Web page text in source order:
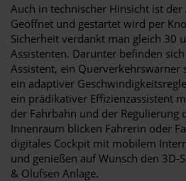
Auch in technischer Hinsicht ist
Geöffnet und gestartet wird per
Sicherheit verdankt man gleich 30
Assistenten. Darunter befinden
Assistent, ein Querverkehrswarner
ein adaptiver
ein prädikativer Effizienzassistent
der Fahrbahn und der Regulierung
Innenraum blicken Fahrerin oder
digitales Cockpit mit mobilem
und genießen auf Wunsch den 3D-
& Olufsen Anlage.